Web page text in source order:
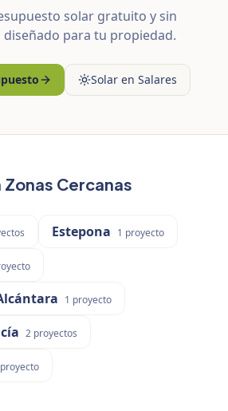
solar gratuito y sin
para tu propiedad.
Solar en Salares
Cercanas
Estepona 1 proyecto
1 proyecto
2 proyectos
proyecto